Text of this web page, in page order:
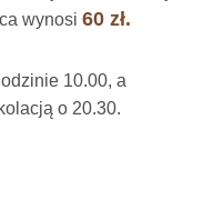
wynosi 60 zł.
10.00, a
o 20.30.